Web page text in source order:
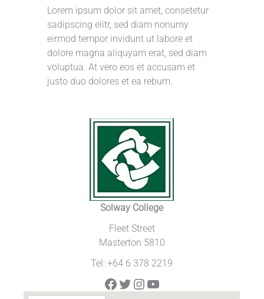
Lorem ipsum dolor sit amet, consetetur
sadipscing elitr, sed diam nonumy
eirmod tempor invidunt ut labore et
dolore magna aliquyam erat, sed diam
voluptua. At vero eos et accusam et
justo duo dolores et ea rebum.
Solway College
Fleet Street
Masterton 5810
Tel: +64 6 378 2219
Facebook
Twitter
Instagram
YouTube